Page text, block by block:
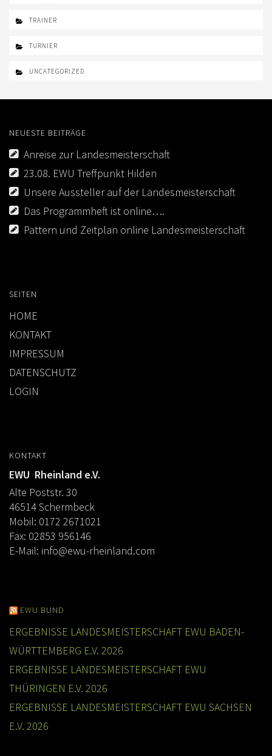
TRAINER
TURNIER
UNCATEGORIZED
NEUESTE BEITRÄGE
Anreise zur Landesmeisterschaft
23.08. EWU Treffpunkt Hilden
Unsere Aussteller auf der Landesmeisterschaft
Das Programmheft ist online….
Pattern und Zeitplan online Landesmeisterschaft
SEITEN
HOME
KONTAKT
IMPRESSUM
DATENSCHUTZ
LOGIN
KONTAKT
EWU Rheinland e.V.
Alte Poststr. 30
46514 Schermbeck
Mobil: 0172 2671021
Fax: 02853 956146
E-Mail: info@ewu-rheinland.com
EWU BUND
ERGEBNISSE LANDESMEISTERSCHAFT EWU BADEN-
WÜRTTEMBERG E.V. 2026
ERGEBNISSE LANDESMEISTERSCHAFT EWU
THÜRINGEN E.V. 2026
ERGEBNISSE LANDESMEISTERSCHAFT EWU SACHSEN
E.V. 2026